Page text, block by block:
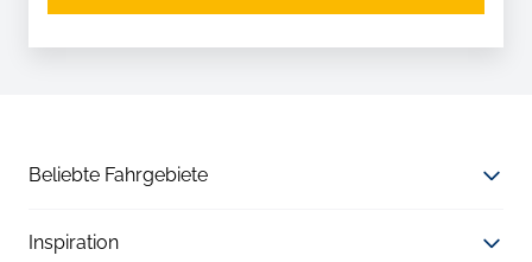
Beliebte Fahrgebiete
Inspiration